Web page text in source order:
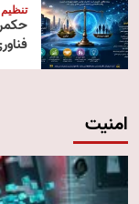
امنیت